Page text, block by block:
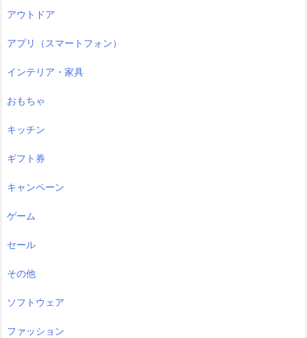
アウトドア
アプリ（スマートフォン）
インテリア・家具
おもちゃ
キッチン
ギフト券
キャンペーン
ゲーム
セール
その他
ソフトウェア
ファッション